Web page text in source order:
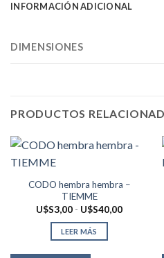
INFORMACIÓN ADICIONAL
DIMENSIONES
PRODUCTOS
CODO hembra hembra –
TIEMME
U$S3,00 - U$S40,00Rango
LEER MÁS